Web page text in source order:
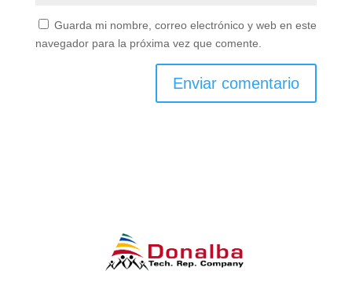
Guarda mi nombre, correo electrónico y web en este
navegador para la próxima vez que comente.